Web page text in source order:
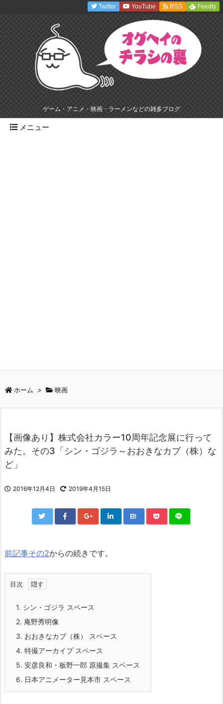
ゲーム・アニメ・映画・ラーメンなどの雑多ブログ
メニュー
Twitter YouTube RSS Feedly
ホーム > 映画
【画像あり】株式会社カラー10周年記念展に行って
みた。その3「シン・ゴジラ～おおきなカブ（株）な
ど」
2016年12月4日 2019年4月15日
B!
前記事その2からの続きです。
目次
1. シン・ゴジラ スペース
2. 庵野秀明像
3. おおきなカブ（株） スペース
4. 特撮アーカイブ スペース
5. 安彦良和・板野一郎 原撮集 スペース
6. 日本アニメーター見本市 スペース